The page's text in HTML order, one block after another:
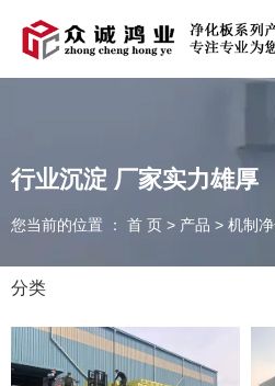
欢迎光临青岛众诚鸿业净化科技有限
联
全国服务热线：
131-5323-9000
行业沉淀 厂家实力雄厚
您当前的位置 ： 首 页 > 产品 > 机制
分类